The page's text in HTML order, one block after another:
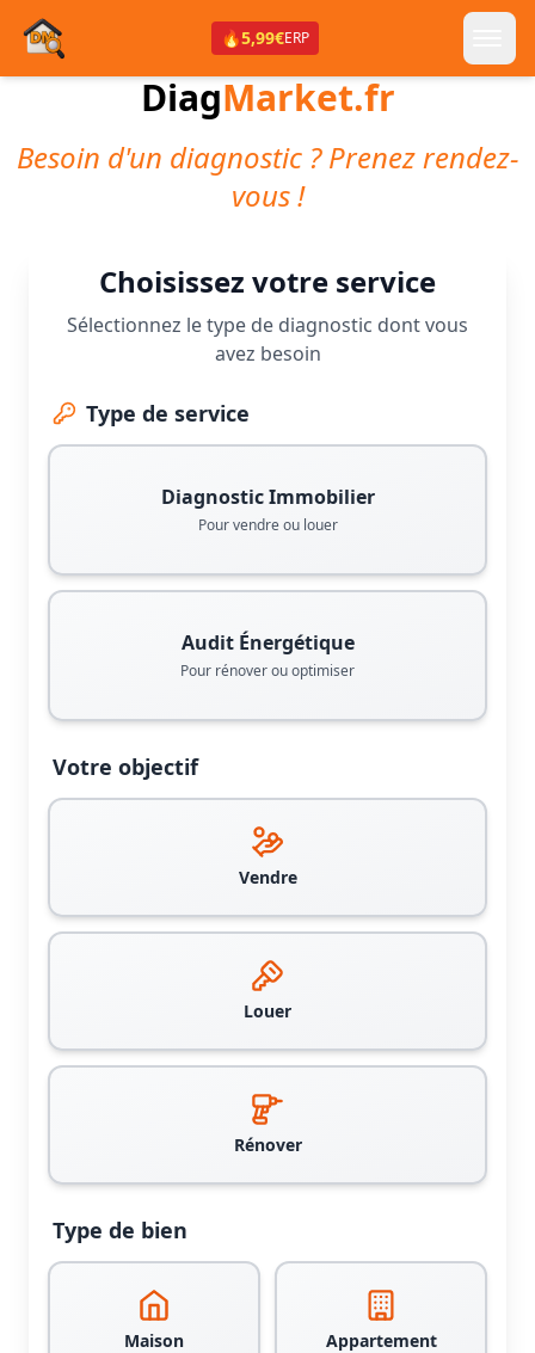
🔥5,99€ERP
DiagMarket.fr
Besoin d'un diagnostic ? Prenez rendez-
vous !
Choisissez votre service
Sélectionnez le type de diagnostic dont vous
avez besoin
Type de service
Diagnostic Immobilier
Pour vendre ou louer
Audit Énergétique
Pour rénover ou optimiser
Votre objectif
Vendre
Louer
Rénover
Type de bien
Maison Appartement